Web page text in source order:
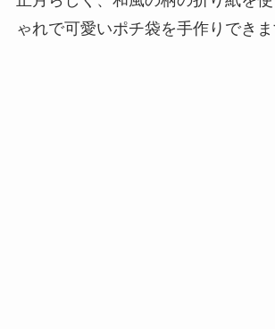
ゃれで可愛いポチ袋を手作りできま